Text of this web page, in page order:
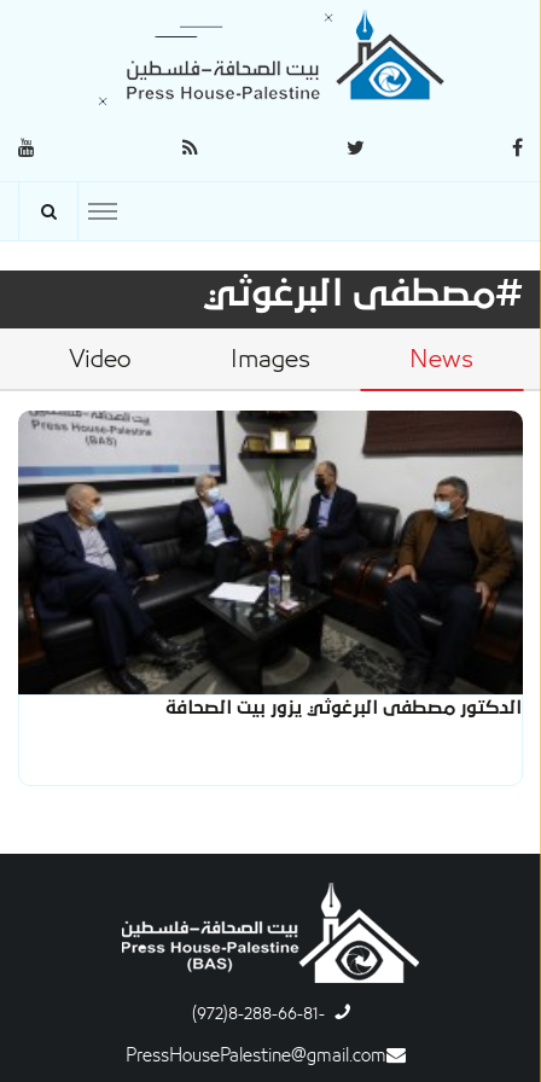
#مصطفى البرغوثي
News
Images
Video
الدكتور مصطفى البرغوثي يزور بيت الصحافة
-8-288-66-81(972)
PressHousePalestine@gmail.com